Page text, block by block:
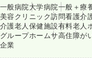
一般病院大学病院一般＋療
美容クリニック訪問看護介
介護老人保健施設有料老人
グループホームサ高住障が
企業